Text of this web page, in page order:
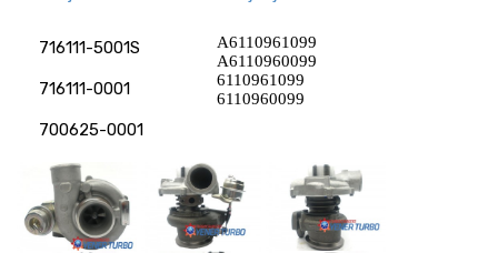
716111-5001S
716111-0001
700625-0001
A6110961099
A6110960099
6110961099
6110960099